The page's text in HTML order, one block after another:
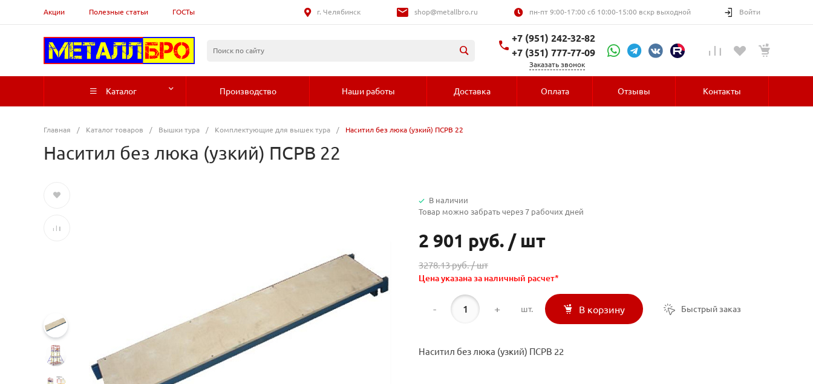
Акции Полезные статьи ГОСТы г. Челябинск shop@metallbro.ru пн-пт 9:00-17:00 сб 10:00-15:00 вскр выходной Войти
+7 (951) 242-32-82
+7 (351) 777-77-09
Заказать звонок
Каталог Производство Наши работы Доставка Оплата Отзывы Контакты
Главная / Каталог товаров / Вышки тура / Комплектующие для вышек тура / Наситил без люка (узкий) ПСРВ 22
Наситил без люка (узкий) ПСРВ 22
В наличии
Товар можно забрать через 7 рабочих дней
2 901 руб. / шт
3278.13 руб. /шт
Цена указана за наличный расчет*
- + шт. В корзину Быстрый заказ
Наситил без люка (узкий) ПСРВ 22